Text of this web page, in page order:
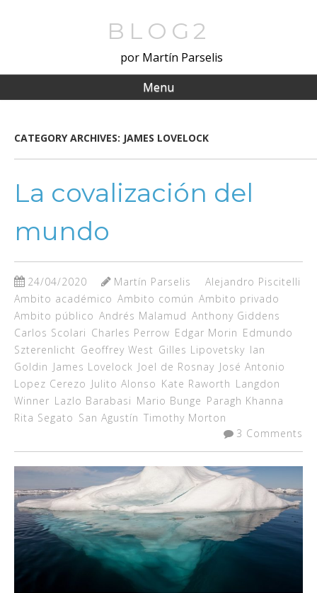
BLOG2
por Martín Parselis
Menu
CATEGORY ARCHIVES: JAMES LOVELOCK
La covalización del
mundo
24/04/2020 Martín Parselis
Alejandro Piscitelli
Ambito académico Ambito común Ambito privado
Ambito público Andrés Malamud Anthony Giddens
Carlos Scolari Charles Perrow Edgar Morin Edmundo
Szterenlicht Geoffrey West Gilles Lipovetsky Ian
Goldin James Lovelock Joel de Rosnay José Antonio
Lopez Cerezo Julito Alonso Kate Raworth Langdon
Winner Lazlo Barabasi Mario Bunge Paragh Khanna
Rita Segato San Agustín Timothy Morton
3 Comments